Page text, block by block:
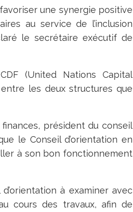
une synergie positive
au service de l’inclusion
le secrétaire exécutif de
(United Nations Capital
les deux structures que
président du conseil
le Conseil d’orientation en
à son bon fonctionnement
à examiner avec
cours des travaux, afin de